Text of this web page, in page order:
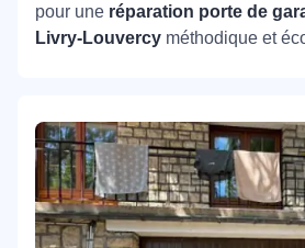
pour une réparation porte de
Livry-Louvercy méthodique et